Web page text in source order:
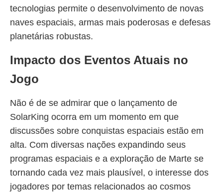
tecnologias permite o desenvolvimento de novas
naves espaciais, armas mais poderosas e defesas
planetárias robustas.
Impacto dos Eventos Atuais no
Jogo
Não é de se admirar que o lançamento de
SolarKing ocorra em um momento em que
discussões sobre conquistas espaciais estão em
alta. Com diversas nações expandindo seus
programas espaciais e a exploração de Marte se
tornando cada vez mais plausível, o interesse dos
jogadores por temas relacionados ao cosmos